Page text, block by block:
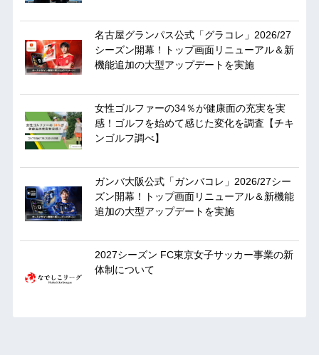
名古屋グランパス公式「グラコレ」2026/27
シーズン開幕！トップ画面リニューアル＆新
機能追加の大型アップデートを実施
女性ゴルファーの34％が健康面の充実を実
感！ゴルフを始めて感じた変化を調査【チキ
ンゴルフ調べ】
ガンバ大阪公式「ガンバコレ」2026/27シー
ズン開幕！トップ画面リニューアル＆新機能
追加の大型アップデートを実施
2027シーズン FC東京女子サッカー事業の新
体制について